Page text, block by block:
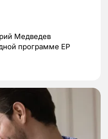
Медведев
программе ЕР